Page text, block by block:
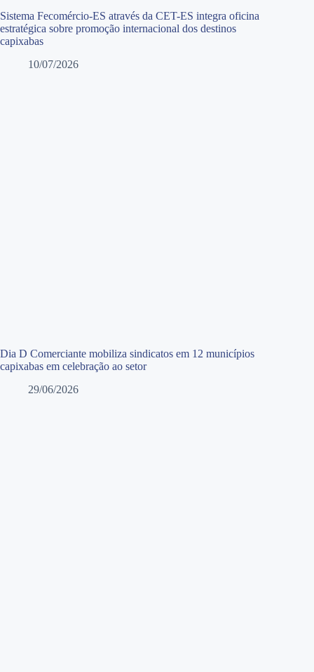
Sistema Fecomércio-ES através da CET-ES integra oficina
estratégica sobre promoção internacional dos destinos
capixabas
10/07/2026
Dia D Comerciante mobiliza sindicatos em 12 municípios
capixabas em celebração ao setor
29/06/2026